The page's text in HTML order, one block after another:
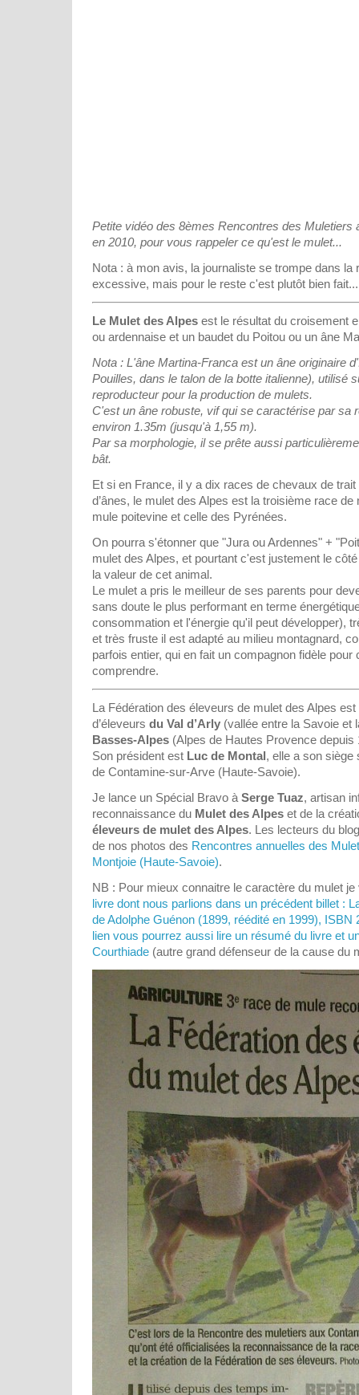
Petite vidéo des 8èmes Rencontres des Muletiers
en 2010, pour vous rappeler ce qu'est le mulet...
Nota : à mon avis, la journaliste se trompe dans la
excessive, mais pour le reste c'est plutôt bien
Le Mulet des Alpes est le résultat du croisement
ou ardennaise et un baudet du Poitou ou un âne
Nota : L'âne Martina-Franca est un âne originaire
Pouilles, dans le talon de la botte italienne), utilisé
reproducteur pour la production de mulets.
C'est un âne robuste, vif qui se caractérise par sa
environ 1.35m (jusqu'à 1,55 m).
Par sa morphologie, il se prête aussi
bât.
Et si en France, il y a dix races de chevaux de
d’ânes, le mulet des Alpes est la troisième race
mule poitevine et celle des Pyrénées.
On pourra s'étonner que "Jura ou Ardennes" +
mulet des Alpes, et pourtant c'est justement le
la valeur de cet animal.
Le mulet a pris le meilleur de ses parents pour
sans doute le plus performant en terme
consommation et l'énergie qu'il peut développer),
et très fruste il est adapté au milieu montagnard,
parfois entier, qui en fait un compagnon fidèle pour
comprendre.
La Fédération des éleveurs de mulet des Alpes
d’éleveurs du Val d’Arly (vallée entre la Savoie et
Basses-Alpes (Alpes de Hautes Provence
Son président est Luc de Montal, elle a son siège
de Contamine-sur-Arve (Haute-Savoie).
Je lance un Spécial Bravo à Serge Tuaz, artisan
reconnaissance du Mulet des Alpes et de la
éleveurs de mulet des Alpes. Les lecteurs du
de nos photos des Rencontres annuelles des
Montjoie (Haute-Savoie).
NB : Pour mieux connaitre le caractère du mulet
livre dont nous parlions dans un précédent billet :
de Adolphe Guénon (1899, réédité en 1999), ISBN
lien vous pourrez aussi lire un résumé du livre et
Courthiade (autre grand défenseur de la cause du